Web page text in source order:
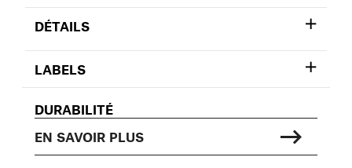
DÉTAILS
LABELS
DURABILITÉ
EN SAVOIR PLUS